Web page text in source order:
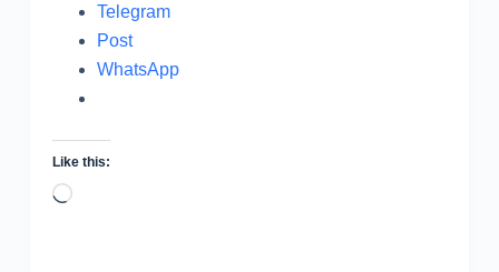
Telegram
Post
WhatsApp
Like this:
Loading…